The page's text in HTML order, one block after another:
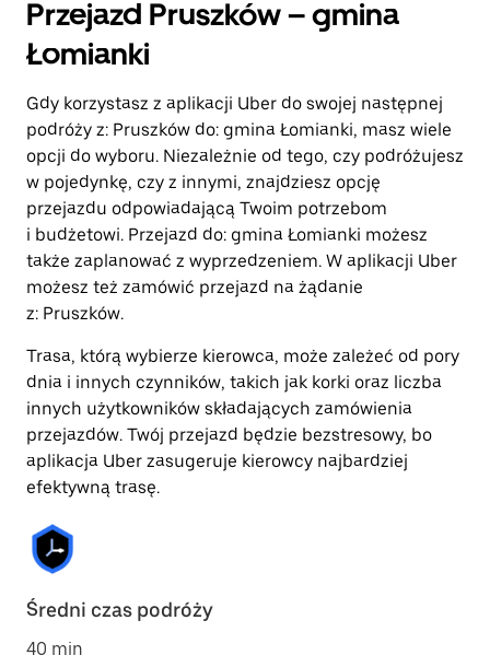
Przejazd Pruszków – gmina
Łomianki
Gdy korzystasz z aplikacji Uber do swojej następnej
podróży z: Pruszków do: gmina Łomianki, masz wiele
opcji do wyboru. Niezależnie od tego, czy podróżujesz
w pojedynkę, czy z innymi, znajdziesz opcję
przejazdu odpowiadającą Twoim potrzebom
i budżetowi. Przejazd do: gmina Łomianki możesz
także zaplanować z wyprzedzeniem. W aplikacji Uber
możesz też zamówić przejazd na żądanie
z: Pruszków.
Trasa, którą wybierze kierowca, może zależeć od pory
dnia i innych czynników, takich jak korki oraz liczba
innych użytkowników składających zamówienia
przejazdów. Twój przejazd będzie bezstresowy, bo
aplikacja Uber zasugeruje kierowcy najbardziej
efektywną trasę.
Średni czas podróży
40 min